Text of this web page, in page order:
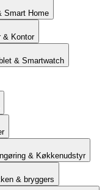
Smart Home
& Kontor
& Smartwatch
& Køkkenudstyr
& bryggers